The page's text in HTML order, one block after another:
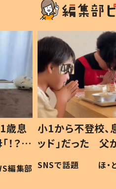
歳息
？」
編集部
小1から不登校、
ッド」だった 父
作り続ける理由
#令和の子
SNSで話題 ほ